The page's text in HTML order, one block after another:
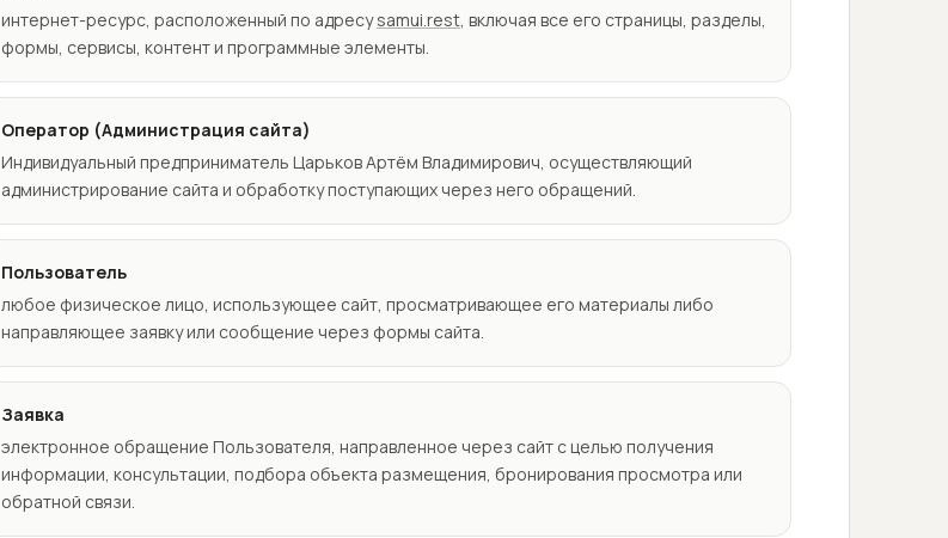
интернет-ресурс, расположенный по адресуsamui.rest, включая все его страницы, разделы,
формы, сервисы, контент и программные элементы.
Оператор (Администрация сайта)
Индивидуальный предприниматель Царьков Артём Владимирович, осуществляющий
администрирование сайта и обработку поступающих через него обращений.
Пользователь
любое физическое лицо, использующее сайт, просматривающее его материалы либо
направляющее заявку или сообщение через формы сайта.
Заявка
электронное обращение Пользователя, направленное через сайт с целью получения
информации, консультации, подбора объекта размещения, бронирования просмотра или
обратной связи.